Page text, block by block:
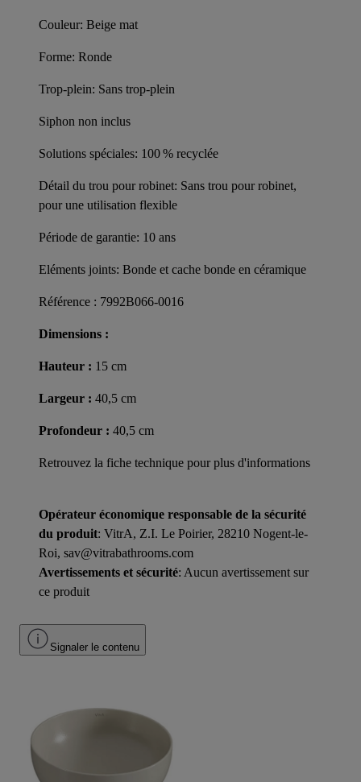
Couleur: Beige mat
Forme: Ronde
Trop-plein: Sans trop-plein
Siphon non inclus
Solutions spéciales: 100 % recyclée
Détail du trou pour robinet: Sans trou pour robinet,
pour une utilisation flexible
Période de garantie: 10 ans
Eléments joints: Bonde et cache bonde en céramique
Référence : 7992B066-0016
Dimensions :
Hauteur : 15 cm
Largeur : 40,5 cm
Profondeur : 40,5 cm
Retrouvez la fiche technique pour plus d'informations
Opérateur économique responsable de la sécurité
du produit: VitrA, Z.I. Le Poirier, 28210 Nogent-le-
Roi, sav@vitrabathrooms.com
Avertissements et sécurité: Aucun avertissement sur
ce produit
Signaler le contenu